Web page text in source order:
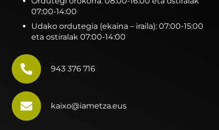
07:00-14:00
Udako ordutegia (ekaina – iraila): 07:00-15:00
eta ostiralak 07:00-14:00
943 376 716
kaixo@iametza.eus